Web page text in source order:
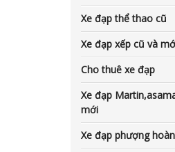
Xe đạp thể thao cũ
Xe đạp xếp cũ và
Cho thuê xe đạp
Xe đạp
mới
Xe đạp phượng